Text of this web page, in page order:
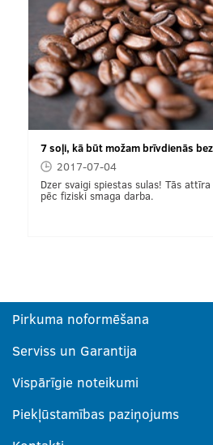
7 soļi, kā būt možam brīvdienās
2017-07-04
Dzer svaigi spiestas sulas! Tās
pēc fiziski smaga darba.
Pirkuma noformēšana
Serviss un Garantija
Vispārīgie noteikumi
Piekļūstamības paziņojums